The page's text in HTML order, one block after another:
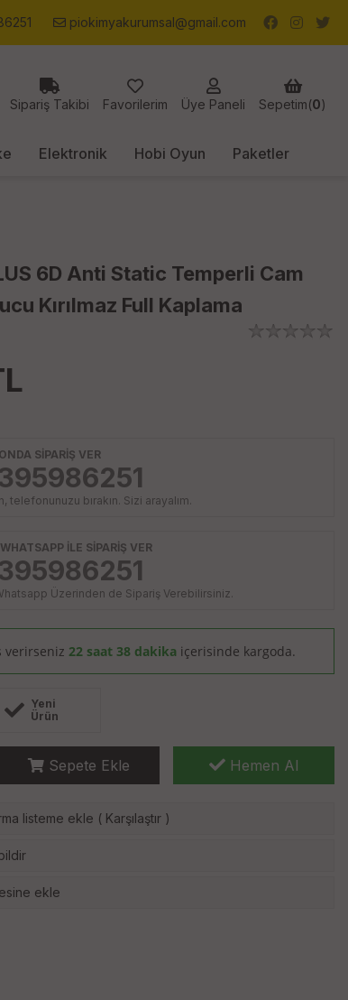
piokimyakurumsal@gmail.com
Sipariş Takibi Favorilerim Üye Paneli Sepetim(0)
Elektronik Hobi Oyun Paketler
6D Anti Static Temperli Cam
Kırılmaz Full Kaplama
SİPARİŞ VER
telefonunuzu bırakın. Sizi arayalım.
İLE SİPARİŞ VER
Üzerinden de Sipariş Verebilirsiniz.
verirseniz 22 saat 38 dakika içerisinde kargoda.
Yeni
Ürün
Sepete Ekle Hemen Al
listeme ekle ( Karşılaştır )
ekle